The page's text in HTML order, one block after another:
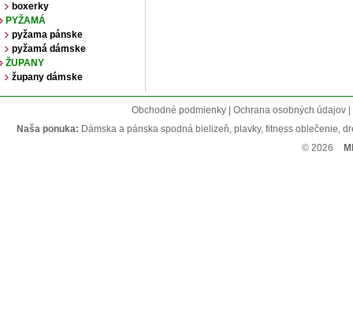
boxerky
PYŽAMÁ
pyžama pánske
pyžamá dámske
ŽUPANY
župany dámske
Obchodné podmienky | Ochrana osobných údajov
Naša ponuka: Dámska a pánska spodná bielizeň, plavky, fitness oblečenie,
© 2026